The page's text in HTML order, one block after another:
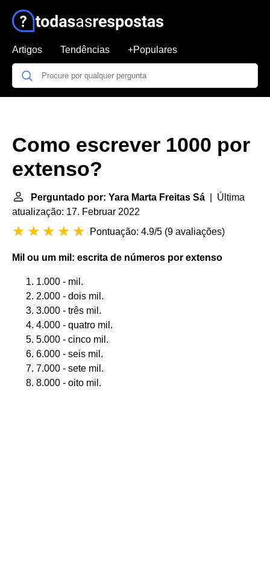
Artigos Tendências +Populares
Como escrever 1000 por
extenso?
Perguntado por: Yara Marta Freitas Sá | Última
atualização: 17. Februar 2022
Pontuação: 4.9/5 (9 avaliações)
Mil ou um mil: escrita de números por extenso
1.000 - mil.
2.000 - dois mil.
3.000 - três mil.
4.000 - quatro mil.
5.000 - cinco mil.
6.000 - seis mil.
7.000 - sete mil.
8.000 - oito mil.